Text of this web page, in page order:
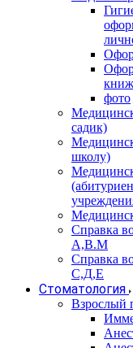
фото
садик)
школу)
Справка
А,В.М
Справка
С,Д,Е
Стоматология
Взрослый